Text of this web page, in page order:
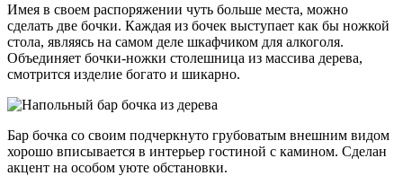
Имея в своем распоряжении чуть больше места, можно
сделать две бочки. Каждая из бочек выступает как бы ножкой
стола, являясь на самом деле шкафчиком для алкоголя.
Объединяет бочки-ножки столешница из массива дерева,
смотрится изделие богато и шикарно.
Бар бочка со своим подчеркнуто грубоватым внешним видом
хорошо вписывается в интерьер гостиной с камином. Сделан
акцент на особом уюте обстановки.